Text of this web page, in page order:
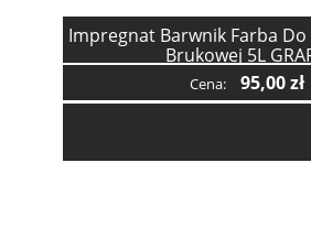
Impregnat Barwnik Farba
Brukowej 5L
Cena: 95,00 zł